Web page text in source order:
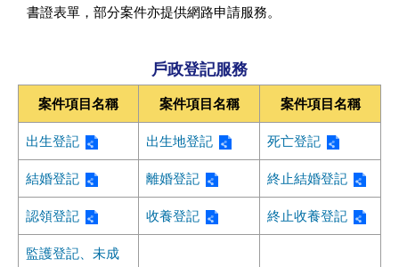
書證表單，部分案件亦提供網路申請服務。
戶政登記服務
案件項目名稱 案件項目名稱 案件項目名稱
出生登記 出生地登記 死亡登記
結婚登記 離婚登記 終止結婚登記
認領登記 收養登記 終止收養登記
監護登記、未成